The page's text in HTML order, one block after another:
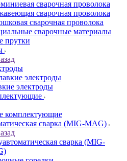
сварочная проволока
сварочная проволока
сварочная проволока
сварочные материалы
прутки
электроды
электроды
комплектующие
сварка (MIG-MAG)
сварка (MIG-